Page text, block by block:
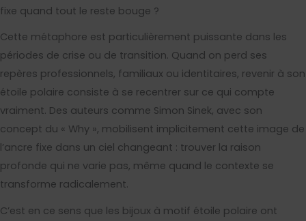
fixe quand tout le reste bouge ?
Cette métaphore est particulièrement puissante dans les
périodes de crise ou de transition. Quand on perd ses
repères professionnels, familiaux ou identitaires, revenir à son
étoile polaire consiste à se recentrer sur ce qui compte
vraiment. Des auteurs comme Simon Sinek, avec son
concept du « Why », mobilisent implicitement cette image de
l’ancre fixe dans un ciel changeant : trouver la raison
profonde qui ne varie pas, même quand le contexte se
transforme radicalement.
C’est en ce sens que les bijoux à motif étoile polaire ont